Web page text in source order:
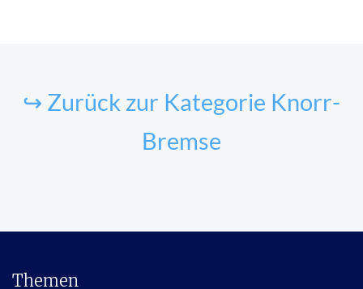
↪ Zurück zur Kategorie Knorr-
Bremse
Themen